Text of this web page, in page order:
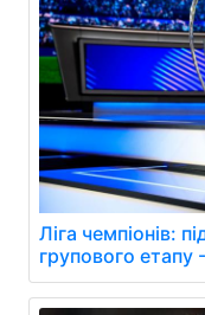
Ліга чемпіонів:
групового